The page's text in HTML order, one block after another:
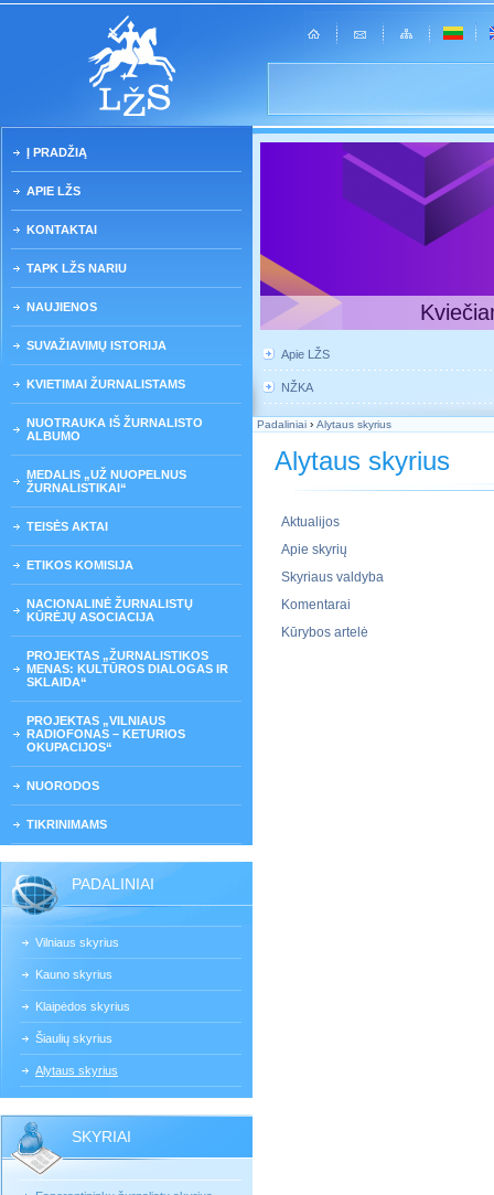
Į PRADŽIĄ
APIE LŽS
KONTAKTAI
TAPK LŽS NARIU
NAUJIENOS
SUVAŽIAVIMŲ ISTORIJA
KVIETIMAI ŽURNALISTAMS
NUOTRAUKA IŠ ŽURNALISTO
ALBUMO
MEDALIS „UŽ NUOPELNUS
ŽURNALISTIKAI“
TEISĖS AKTAI
ETIKOS KOMISIJA
NACIONALINĖ ŽURNALISTŲ
KŪRĖJŲ ASOCIACIJA
PROJEKTAS „ŽURNALISTIKOS
MENAS: KULTŪROS DIALOGAS IR
SKLAIDA“
PROJEKTAS „VILNIAUS
RADIOFONAS – KETURIOS
OKUPACIJOS“
NUORODOS
TIKRINIMAMS
PADALINIAI
Vilniaus skyrius
Kauno skyrius
Klaipėdos skyrius
Šiaulių skyrius
Alytaus skyrius
SKYRIAI
Apie LŽS
NŽKA
Padaliniai › Alytaus skyrius
Alytaus skyrius
Aktualijos
Apie skyrių
Skyriaus valdyba
Komentarai
Kūrybos artelė